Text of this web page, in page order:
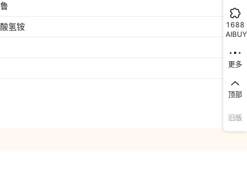
氢铵
1688
AIBUY
更多
顶部
旧版